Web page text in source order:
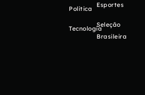
Política
Tecnologia
Esportes
Seleção
Brasileira